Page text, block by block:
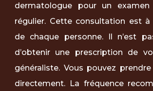
dermatologue pour un
régulier. Cette consultation est à
de chaque personne. Il n’est
d’obtenir une prescription de
généraliste. Vous pouvez
directement. La fréquence